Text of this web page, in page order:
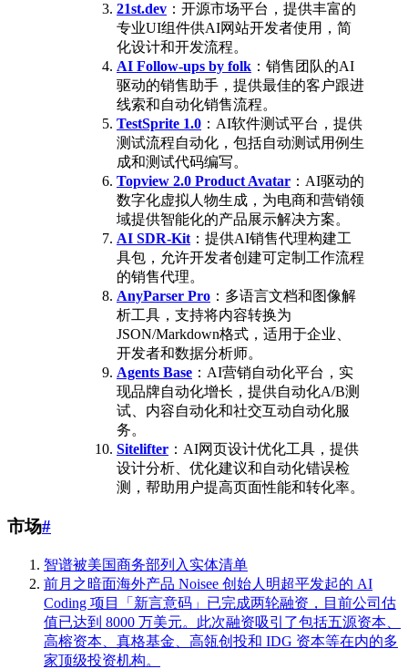
21st.dev ：开源市场平台，提供丰富的
专业UI组件供AI网站开发者使用，简
化设计和开发流程。
AI Follow-ups by folk ：销售团队的AI
驱动的销售助手，提供最佳的客户跟进
线索和自动化销售流程。
TestSprite 1.0 ：AI软件测试平台，提供
测试流程自动化，包括自动测试用例生
成和测试代码编写。
Topview 2.0 Product Avatar ：AI驱动的
数字化虚拟人物生成，为电商和营销领
域提供智能化的产品展示解决方案。
AI SDR-Kit ：提供AI销售代理构建工
具包，允许开发者创建可定制工作流程
的销售代理。
AnyParser Pro ：多语言文档和图像解
析工具，支持将内容转换为
JSON/Markdown格式，适用于企业、
开发者和数据分析师。
Agents Base ：AI营销自动化平台，实
现品牌自动化增长，提供自动化A/B测
试、内容自动化和社交互动自动化服
务。
Sitelifter ：AI网页设计优化工具，提供
设计分析、优化建议和自动化错误检
测，帮助用户提高页面性能和转化率。
市场#
智谱被美国商务部列入实体清单
前月之暗面海外产品 Noisee 创始人明超平发起的 AI
Coding 项目「新言意码」已完成两轮融资，目前公司估
值已达到 8000 万美元。此次融资吸引了包括五源资本、
高榕资本、真格基金、高瓴创投和 IDG 资本等在内的多
家顶级投资机构。